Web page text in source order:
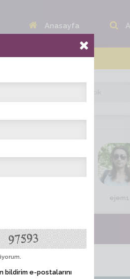
Anasayfa
ejem1
bildirim e-postalarını